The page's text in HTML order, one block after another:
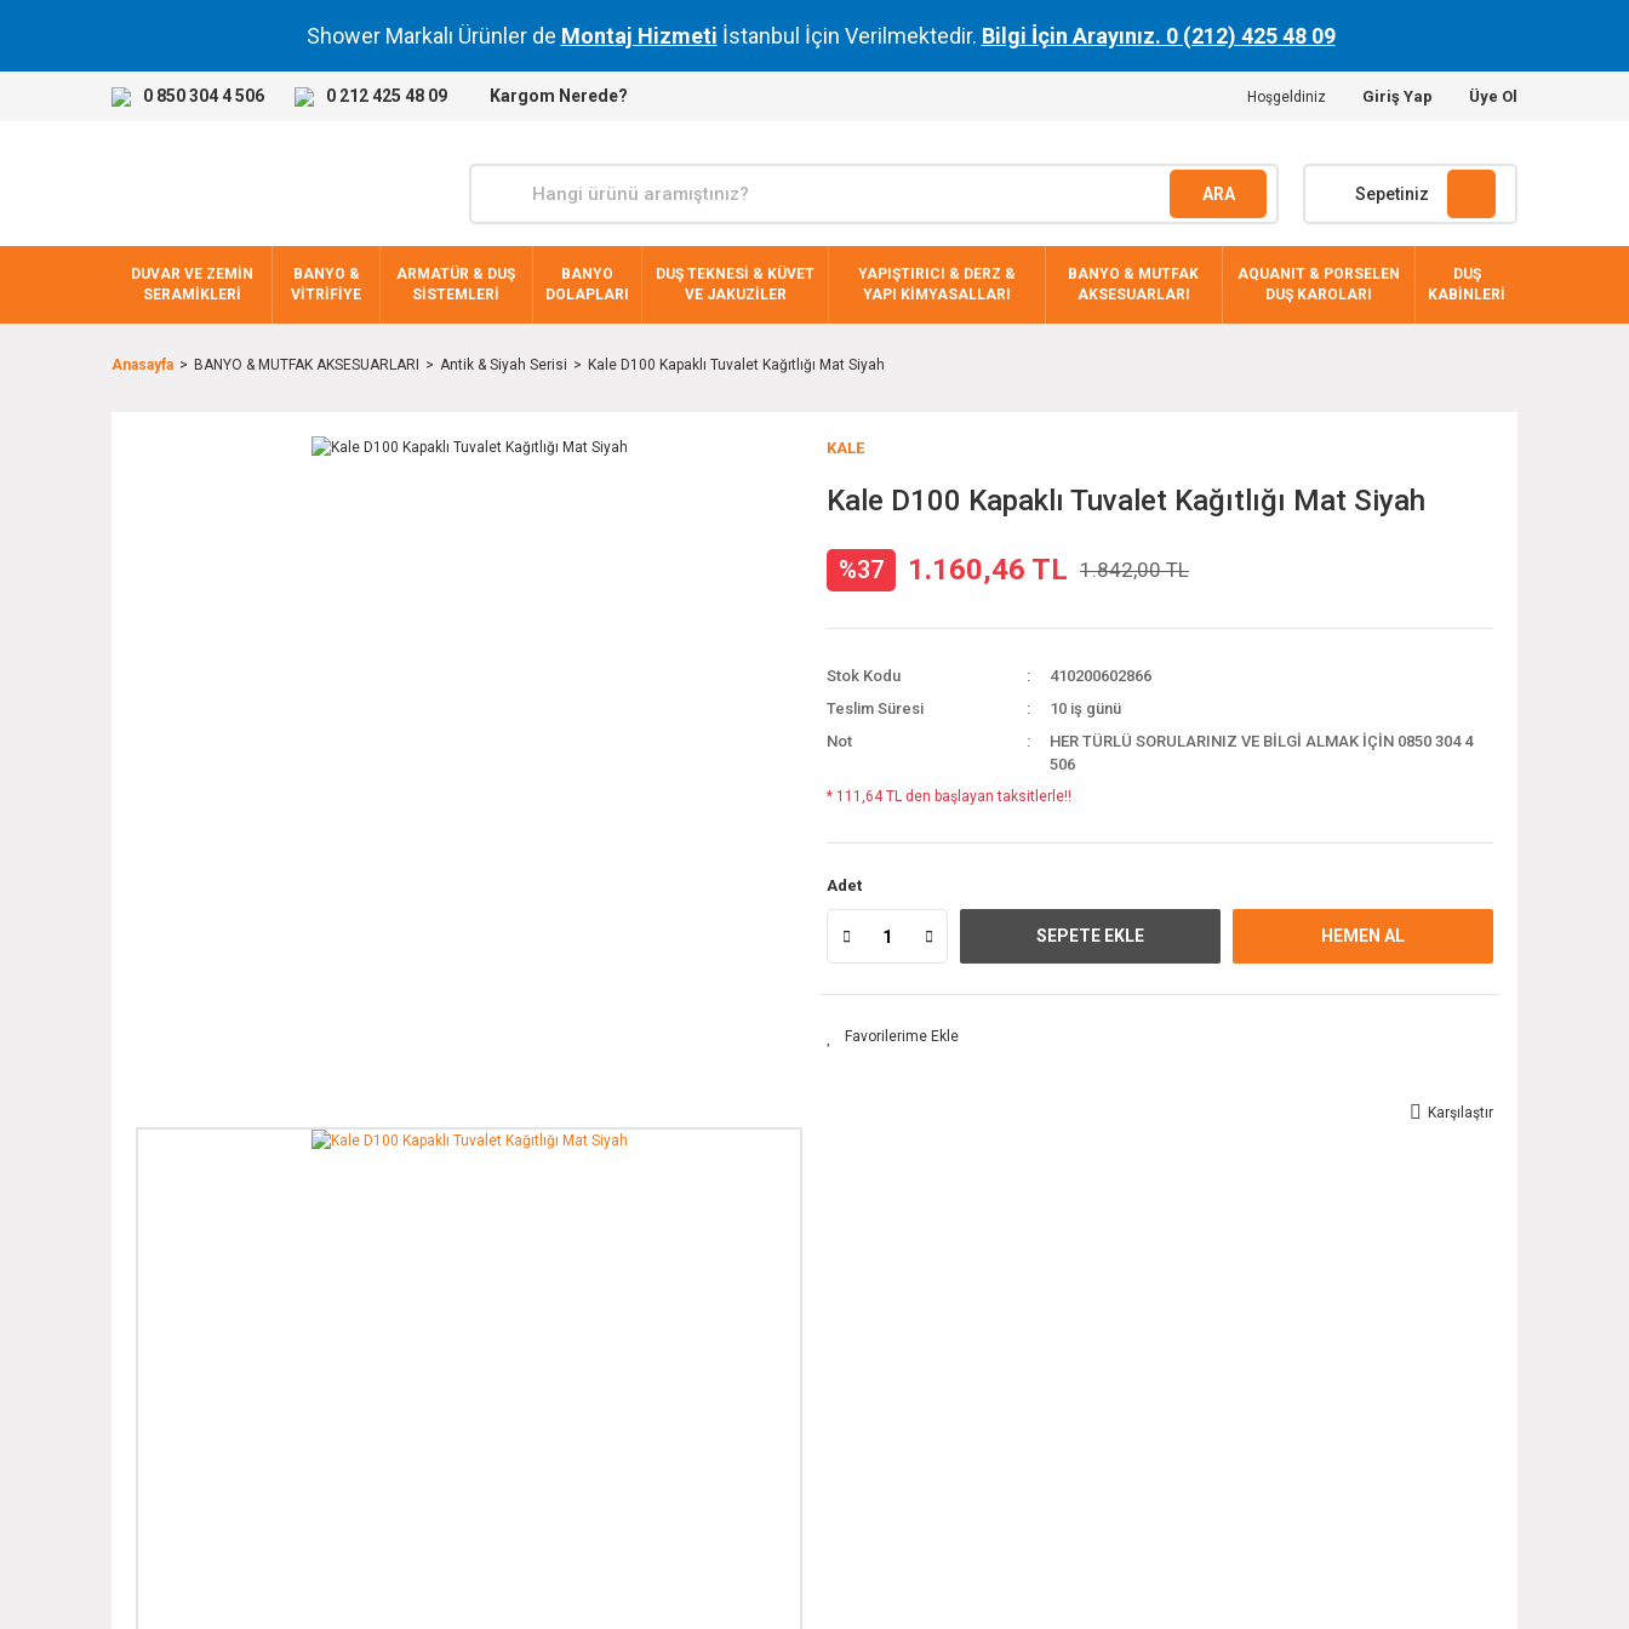
Shower Markalı Ürünler de Montaj Hizmeti İstanbul İçin Verilmektedir. Bilgi İçin Arayınız. 0 (212) 425 48 09
0 850 304 4 506 0 212 425 48 09 Kargom Nerede? Hoşgeldiniz Giriş Yap Üye Ol
ARA Sepetiniz
DUVAR VE ZEMİN
SERAMİKLERİ
BANYO &
VİTRİFİYE
ARMATÜR & DUŞ
SİSTEMLERİ
BANYO
DOLAPLARI
DUŞ TEKNESİ & KÜVET
VE JAKUZİLER
YAPIŞTIRICI & DERZ &
YAPI KİMYASALLARI
BANYO & MUTFAK
AKSESUARLARI
AQUANIT & PORSELEN
DUŞ KAROLARI
DUŞ
KABİNLERİ
Anasayfa BANYO & MUTFAK AKSESUARLARI Antik & Siyah Serisi Kale D100 Kapaklı Tuvalet Kağıtlığı Mat Siyah
KALE
Kale D100 Kapaklı Tuvalet Kağıtlığı Mat Siyah
%37 1.160,46 TL 1.842,00 TL
Stok Kodu
410200602866
Teslim Süresi
10 iş günü
Not
HER TÜRLÜ SORULARINIZ VE BİLGİ ALMAK İÇİN 0850 304 4
506
* 111,64 TL den başlayan taksitlerle!!
Adet
SEPETE EKLE HEMEN AL
Karşılaştır